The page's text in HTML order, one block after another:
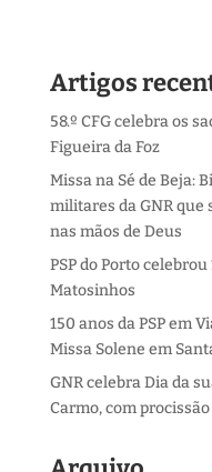
Artigos
58.º CFG celebra os
Figueira da Foz
Missa na Sé de Beja:
militares da GNR que
nas mãos de Deus
PSP do Porto
Matosinhos
150 anos da PSP em
Missa Solene em
GNR celebra Dia da
Carmo, com